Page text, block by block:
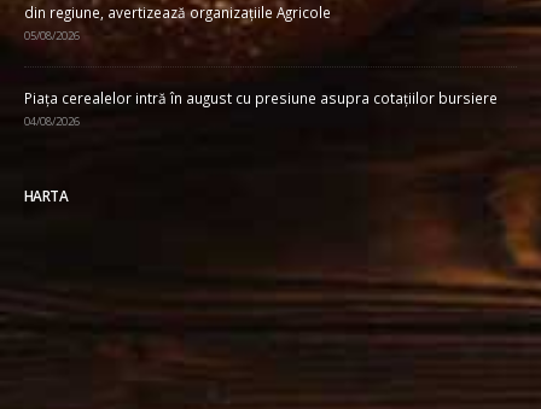
din regiune, avertizează organizațiile Agricole
05/08/2026
Piața cerealelor intră în august cu presiune asupra cotațiilor bursiere
04/08/2026
HARTA